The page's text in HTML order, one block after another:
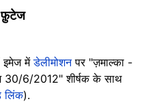
फ़ुटेज
इमेज मेंडेलीमोशनपर "ज़माल्का -
30/6/2012" शीर्षक के साथ
लिंक).